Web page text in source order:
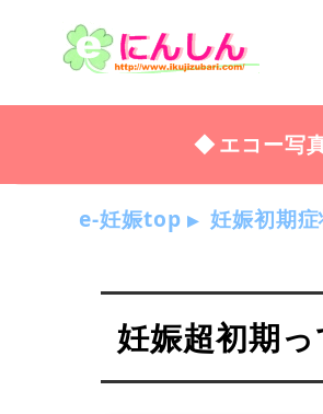
エコー写
e-妊娠top 妊娠初期
妊娠超初期